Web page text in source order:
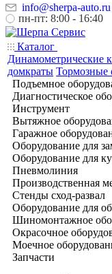
info@sherpa-auto.ru
пн-пт: 8:00 - 16:40
Каталог
Динамометрические
домкраты Тормозные
Подъемное
Диагностическое
Инструмент
Вытяжное
Гаражное
Оборудование для
Оборудование для
Пневмолиния
Производственная
Стенды сход-развал
Оборудование для
Шиномонтажное
Окрасочное
Моечное
Запчасти